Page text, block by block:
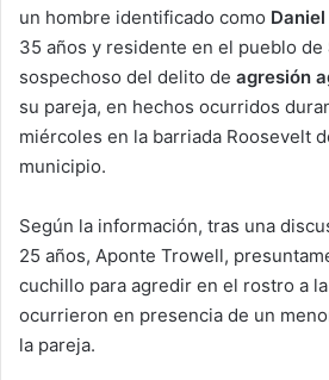
un hombre identificado como
35 años y residente en el pueblo de
sospechoso del delito de agresión
su pareja, en hechos ocurridos
miércoles en la barriada Roosevelt
municipio.
Según la información, tras una
25 años, Aponte Trowell,
cuchillo para agredir en el rostro a
ocurrieron en presencia de un
la pareja.